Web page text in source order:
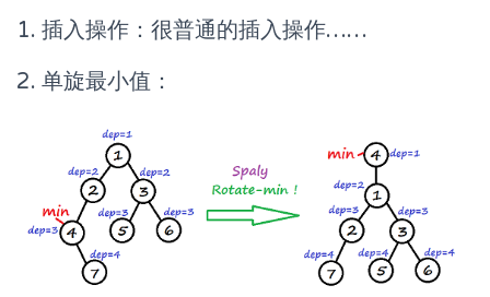
1. 插入操作：很普通的插入操作……
2. 单旋最小值：